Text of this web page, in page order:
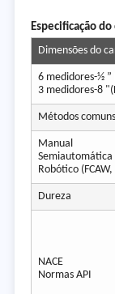
Especificação
Dimensões do
6 medidores-½ ”
3 medidores-8
Métodos
Manual
Semiautomática
Robótico
Dureza
NACE
Normas API